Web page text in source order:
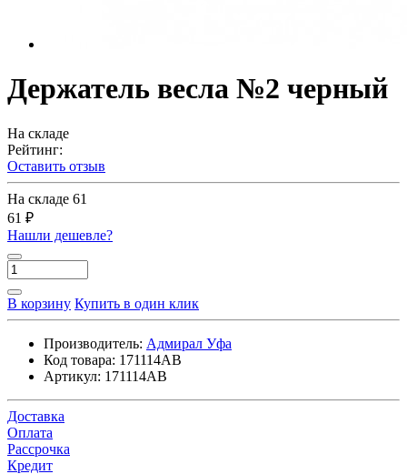
Держатель весла №2 черный
На складе
Рейтинг:
Оставить отзыв
На складе 61
61 ₽
Нашли дешевле?
В корзину Купить в один клик
Производитель: Адмирал Уфа
Код товара: 171114AB
Артикул: 171114AB
Доставка
Оплата
Рассрочка
Кредит